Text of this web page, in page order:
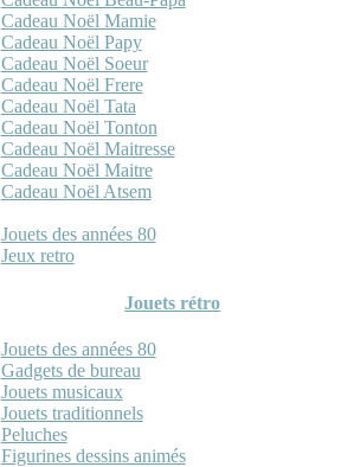
Cadeau Noël Mamie
Cadeau Noël Papy
Cadeau Noël Soeur
Cadeau Noël Frere
Cadeau Noël Tata
Cadeau Noël Tonton
Cadeau Noël Maitresse
Cadeau Noël Maitre
Cadeau Noël Atsem
Jouets des années 80
Jeux retro
Jouets rétro
Jouets des années 80
Gadgets de bureau
Jouets musicaux
Jouets traditionnels
Peluches
Figurines dessins animés